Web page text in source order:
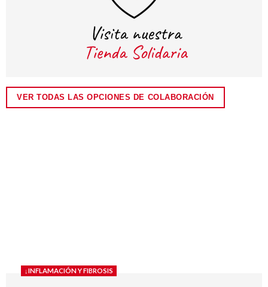
↓INFLAMACIÓN Y FIBROSIS
VER TODAS LAS OPCIONES DE COLABORACIÓN